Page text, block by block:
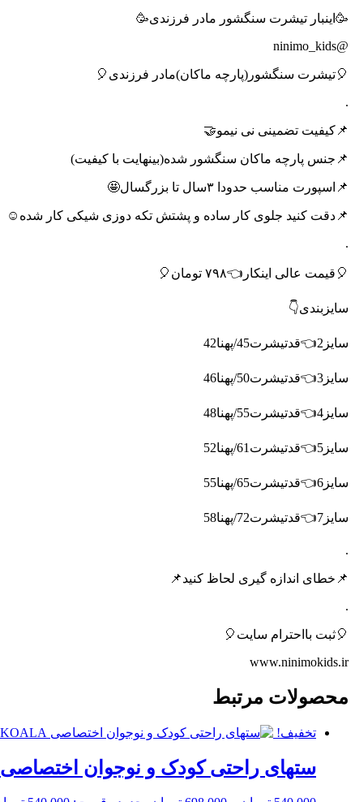
🥳اینبار تیشرت سنگشور مادر فرزندی🥳
@ninimo_kids
🎈تیشرت سنگشور(پارچه ماکان)مادر فرزندی🎈
.
📌کیفیت تضمینی نی نیمو🤝
📌جنس پارچه ماکان سنگشور شده(بینهایت با کیفیت)
📌اسپورت مناسب حدودا ۳سال تا بزرگسال🤩
📌دقت کنید جلوی کار ساده و پشتش تکه دوزی شیکی کار شده☺️
.
🎈قیمت عالی اینکار👈۷۹۸ تومان🎈
سایزبندی👇
سایز2👈قدتیشرت45/پهنا42
سایز3👈قدتیشرت50/پهنا46
سایز4👈قدتیشرت55/پهنا48
سایز5👈قدتیشرت61/پهنا52
سایز6👈قدتیشرت65/پهنا55
سایز7👈قدتیشرت72/پهنا58
.
📌خطای اندازه گیری لحاظ کنید📌
.
🎈ثبت بااحترام سایت🎈
www.ninimokids.ir
محصولات مرتبط
تخفیف!
ستهای راحتی کودک و نوجوان اختصاصی KOALA کد1421